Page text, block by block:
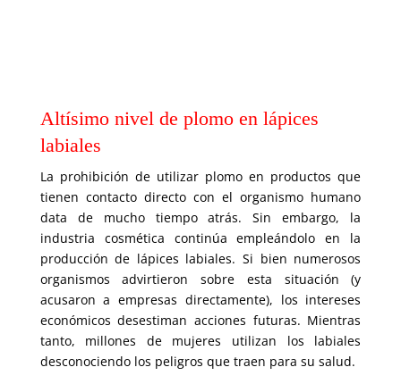
Altísimo nivel de plomo en lápices
labiales
La prohibición de utilizar plomo en productos que
tienen contacto directo con el organismo humano
data de mucho tiempo atrás. Sin embargo, la
industria cosmética continúa empleándolo en la
producción de lápices labiales. Si bien numerosos
organismos advirtieron sobre esta situación (y
acusaron a empresas directamente), los intereses
económicos desestiman acciones futuras. Mientras
tanto, millones de mujeres utilizan los labiales
desconociendo los peligros que traen para su salud.